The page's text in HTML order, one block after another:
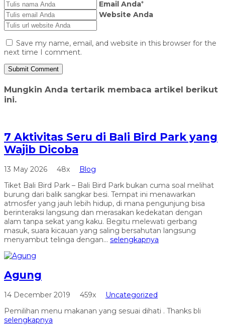
Email Anda*
Website Anda
Save my name, email, and website in this browser for the
next time I comment.
Mungkin Anda tertarik membaca artikel berikut
ini.
7 Aktivitas Seru di Bali Bird Park yang
Wajib Dicoba
13 May 2026 48x
Blog
Tiket Bali Bird Park – Bali Bird Park bukan cuma soal melihat
burung dari balik sangkar besi. Tempat ini menawarkan
atmosfer yang jauh lebih hidup, di mana pengunjung bisa
berinteraksi langsung dan merasakan kedekatan dengan
alam tanpa sekat yang kaku. Begitu melewati gerbang
masuk, suara kicauan yang saling bersahutan langsung
menyambut telinga dengan... selengkapnya
Agung
14 December 2019 459x
Uncategorized
Pemilihan menu makanan yang sesuai dihati . Thanks bli
selengkapnya